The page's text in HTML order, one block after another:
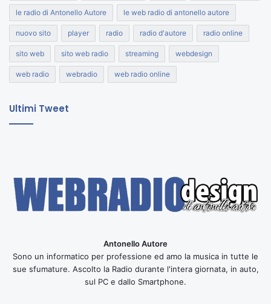
le radio di Antonello Autore le web radio di antonello autore
nuovo sito player radio radio d'autore radio online
sito web sito web radio streaming webdesign
web radio webradio web radio online
Ultimi Tweet
Antonello Autore
Sono un informatico per professione ed amo la musica in tutte le
sue sfumature. Ascolto la Radio durante l'intera giornata, in auto,
sul PC e dallo Smartphone.